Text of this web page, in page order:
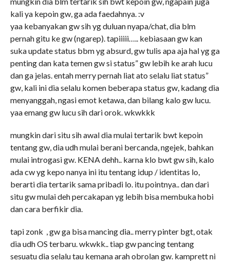
kali ya kepoin gw, ga ada faedahnya. :v
yaa kebanyakan gw sih yg duluan nyapa/chat, dia blm
pernah gitu ke gw (ngarep). tapiiiii….. kebiasaan gw kan
suka update status bbm yg absurd, gw tulis apa aja hal yg ga
penting dan kata temen gw si status” gw lebih ke arah lucu
dan ga jelas. entah merry pernah liat ato selalu liat status”
gw, kali ini dia selalu komen beberapa status gw, kadang dia
menyanggah, ngasi emot ketawa, dan bilang kalo gw lucu.
yaa emang gw lucu sih dari orok. wkwkkk
mungkin dari situ sih awal dia mulai tertarik bwt kepoin
tentang gw, dia udh mulai berani bercanda, ngejek, bahkan
mulai introgasi gw. KENA dehh.. karna klo bwt gw sih, kalo
ada cw yg kepo nanya ini itu tentang idup / identitas lo,
berarti dia tertarik sama pribadi lo. itu pointnya.. dan dari
situ gw mulai deh percakapan yg lebih bisa membuka hobi
dan cara berfikir dia.
tapi zonk , gw ga bisa mancing dia.. merry pinter bgt, otak
dia udh OS terbaru. wkwkk.. tiap gw pancing tentang
sesuatu dia selalu tau kemana arah obrolan gw. kamprett ni